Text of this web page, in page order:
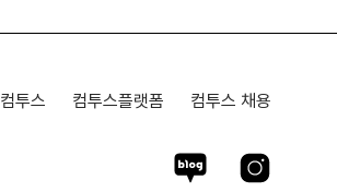
컴투스 컴투스플랫폼 컴투스 채용